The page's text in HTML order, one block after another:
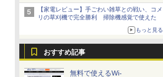
当選無効分
【家電レビュー】手ごわい雑草との戦い、コメ
リの草刈機で完全勝利 掃除機感覚で使えた
もっと見る
おすすめ記事
無料で使えるWi-